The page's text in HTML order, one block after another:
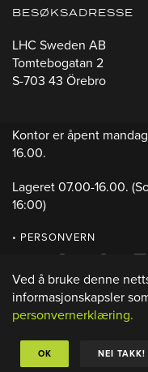
BESØKSADRESSE
LHC Sweden AB
Tomtebogatan 2
S-703 43 Örebro
Kontor er åpent
16.00.
Lageret 07.00-16.00.
16:00)
• PERSONVERN
Ved å bruke denne
informasjonskapsler
personvernerklæring.
OK NEI TAKK!